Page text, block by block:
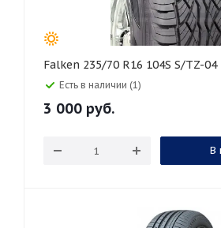
40 45
55 65 70
Falken 235/70 R16 104S S/TZ-
Есть в наличии (1)
3 000 руб.
В